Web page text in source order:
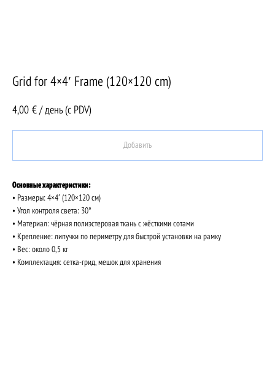
Grid for 4×4′ Frame (120×120 cm)
4,00 € / день (c PDV)
Добавить
Основные характеристики:
• Размеры: 4×4′ (120×120 см)
• Угол контроля света: 30°
• Материал: чёрная полиэстеровая ткань с жёсткими сотами
• Крепление: липучки по периметру для быстрой установки на рамку
• Вес: около 0,5 кг
• Комплектация: сетка-грид, мешок для хранения